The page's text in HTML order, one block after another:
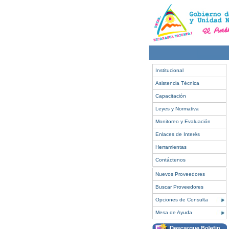
Institucional
Asistencia Técnica
Capacitación
Leyes y Normativa
Monitoreo y Evaluación
Enlaces de Interés
Herramientas
Contáctenos
Nuevos Proveedores
Buscar Proveedores
Opciones de Consulta
Mesa de Ayuda